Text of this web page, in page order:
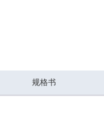
规格书